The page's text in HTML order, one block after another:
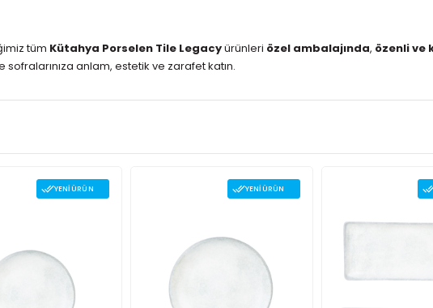
tüm Kütahya Porselen Tile Legacyürünleri özel ambalajında, özenli ve
anlam, estetik ve zarafet katın.
YENI ÜRÜN YENI ÜRÜN